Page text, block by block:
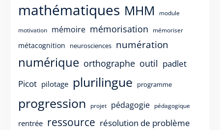
mathématiques MHM module
motivation mémoire mémorisation mémoriser
métacognition neurosciences numération
numérique orthographe outil padlet
Picot pilotage plurilingue programme
progression projet pédagogie pédagogique
rentrée ressource résolution de problème